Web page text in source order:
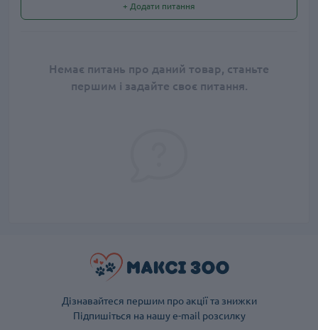
+ Додати питання
Немає питань про даний товар, станьте
першим і задайте своє питання.
Дізнавайтеся першим про акції та знижки
Підпишіться на нашу e-mail розсилку